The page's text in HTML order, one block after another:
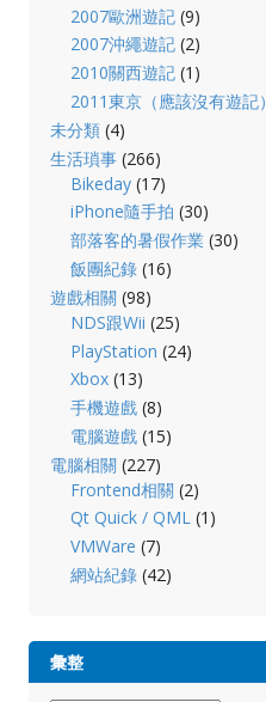
2007歐洲遊記 (9)
2007沖繩遊記 (2)
2010關西遊記 (1)
2011東京（應該沒有遊記）
未分類(4)
生活瑣事(266)
Bikeday (17)
iPhone隨手拍 (30)
部落客的暑假作業 (30)
飯團紀錄 (16)
遊戲相關 (98)
NDS跟Wii (25)
PlayStation (24)
Xbox (13)
手機遊戲 (8)
電腦遊戲 (15)
電腦相關 (227)
Frontend相關 (2)
Qt Quick / QML (1)
VMWare (7)
網站紀錄 (42)
彙整